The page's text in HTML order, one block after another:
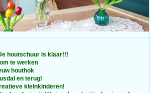
houtschuur is klaar!!!
te werken
houthok
en terug!
kleinkinderen!